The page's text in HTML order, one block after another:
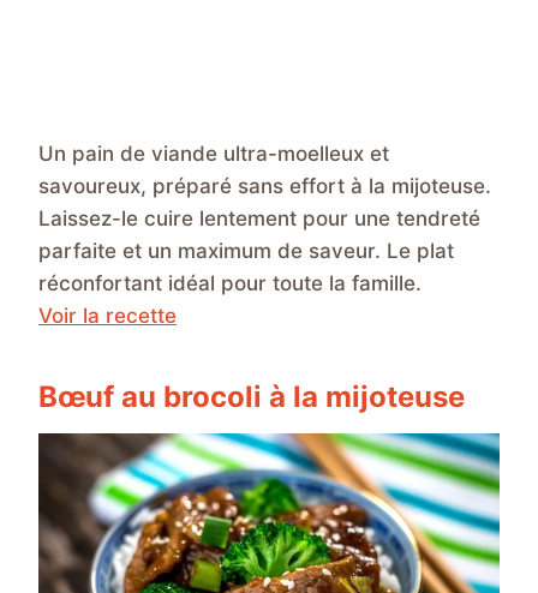
Un pain de viande ultra-moelleux et
savoureux, préparé sans effort à la mijoteuse.
Laissez-le cuire lentement pour une tendreté
parfaite et un maximum de saveur. Le plat
réconfortant idéal pour toute la famille.
Voir la recette
Bœuf au brocoli à la mijoteuse